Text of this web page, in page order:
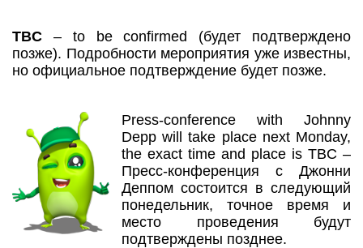
TBC – to be confirmed (будет подтверждено
позже). Подробности мероприятия уже известны,
но официальное подтверждение будет позже.
Press-conference with Johnny
Depp will take place next Monday,
the exact time and place is TBC –
Пресс-конференция с Джонни
Деппом состоится в следующий
понедельник, точное время и
место проведения будут
подтверждены позднее.